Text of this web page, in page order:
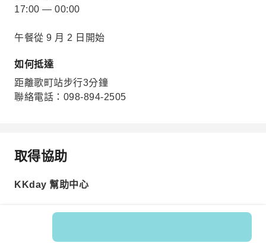
17:00 — 00:00
午餐從 9 月 2 日開始
如何抵達
距離歌町站步行3分鐘
聯絡電話：098-894-2505
取得協助
KKday 幫助中心
商品編號: 330969